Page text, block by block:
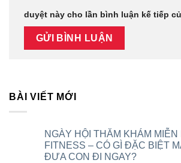
duyệt này cho lần bình luận kế tiếp
BÀI VIẾT MỚI
NGÀY HỘI THĂM KHÁM MIỄN
FITNESS – CÓ GÌ ĐẶC BIỆT
ĐƯA CON ĐI NGAY?